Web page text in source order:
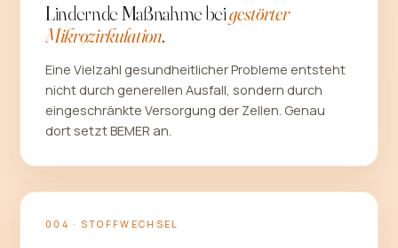
Lindernde Maßnahme beigestörter
Mikrozirkulation.
Eine Vielzahl gesundheitlicher Probleme entsteht
nicht durch generellen Ausfall, sondern durch
eingeschränkte Versorgung der Zellen. Genau
dort setzt BEMER an.
004 · STOFFWECHSEL